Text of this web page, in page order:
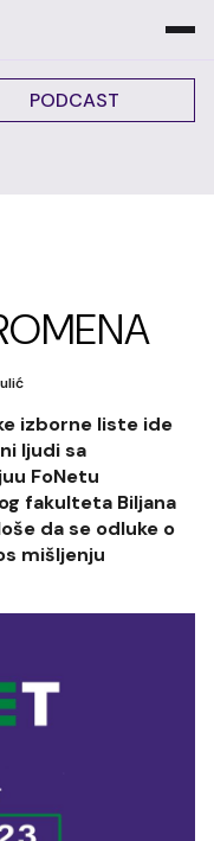
PODCAST
izborne liste ide
ljudi sa
FoNetu
fakulteta Biljana
da se odluke o
mišljenju